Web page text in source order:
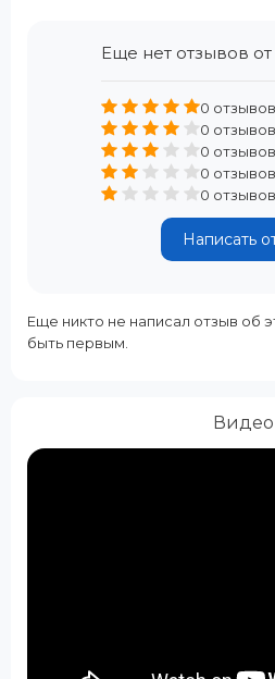
Еще нет отзывов
0 отзывов
0 отзывов
0 отзывов
0 отзывов
0 отзывов
Написать
Еще никто не написал отзыв об
быть первым.
Видео